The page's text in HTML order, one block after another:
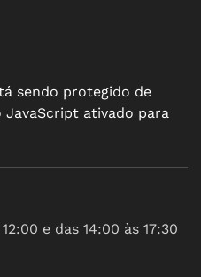
sendo protegido de
JavaScript ativado para
e das 14:00 às 17:30